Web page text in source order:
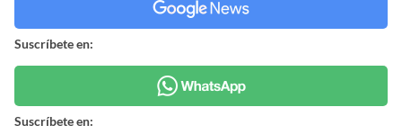
Suscríbete en:
Suscríbete en: